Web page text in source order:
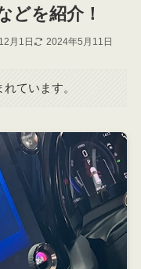
どを紹介！
月1日 2024年5月11日
ています。